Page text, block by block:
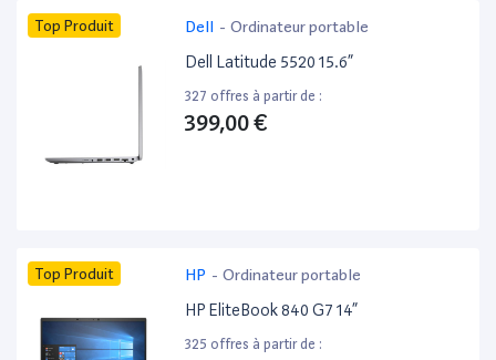
Top Produit Dell - Ordinateur portable
Dell Latitude 5520 15.6”
327 offres à partir de :
399,00 €
Top Produit HP - Ordinateur portable
HP EliteBook 840 G7 14”
325 offres à partir de :